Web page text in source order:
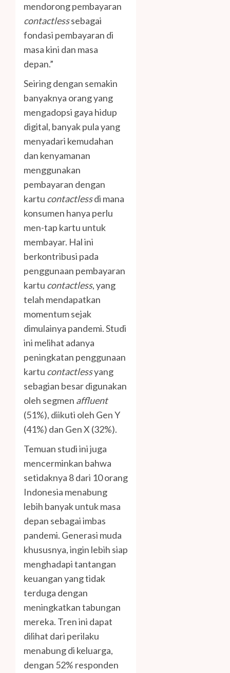
mendorong pembayaran
contactlesssebagai
fondasi pembayaran di
masa kini dan masa
depan.”
Seiring dengan semakin
banyaknya orang yang
mengadopsi gaya hidup
digital, banyak pula yang
menyadari kemudahan
dan kenyamanan
menggunakan
pembayaran dengan
kartu contactlessdi mana
konsumen hanya perlu
men-tap kartu untuk
membayar. Hal ini
berkontribusi pada
penggunaan pembayaran
kartu contactless, yang
telah mendapatkan
momentum sejak
dimulainya pandemi. Studi
ini melihat adanya
peningkatan penggunaan
kartu contactlessyang
sebagian besar digunakan
oleh segmen affluent
(51%), diikuti oleh Gen Y
(41%) dan Gen X (32%).
Temuan studi ini juga
mencerminkan bahwa
setidaknya 8 dari 10 orang
Indonesia menabung
lebih banyak untuk masa
depan sebagai imbas
pandemi. Generasi muda
khususnya, ingin lebih siap
menghadapi tantangan
keuangan yang tidak
terduga dengan
meningkatkan tabungan
mereka. Tren ini dapat
dilihat dari perilaku
menabung di keluarga,
dengan 52% responden